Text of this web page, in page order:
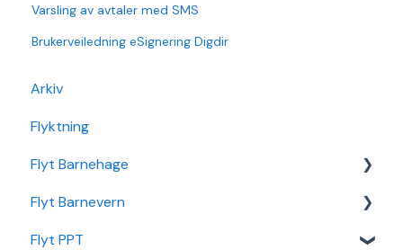
Varsling av avtaler med SMS
Brukerveiledning eSignering Digdir
Arkiv
Flyktning
Flyt Barnehage
Flyt Barnehage Hjelpeside
Min Barnehage (app)
Flyt Barnevern
Autopay
Flyt PPT